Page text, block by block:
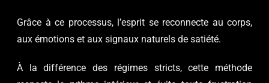
Grâce à ce processus, l’esprit se reconnecte au corps,
aux émotions et aux signaux naturels de satiété.
À la différence des régimes stricts, cette méthode